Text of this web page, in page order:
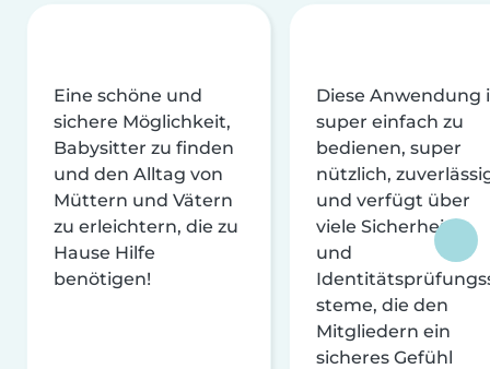
Eine schöne und
sichere Möglichkeit,
Babysitter zu finden
und den Alltag von
Müttern und Vätern
zu erleichtern, die zu
Hause Hilfe
benötigen!
Diese Anwendung
super einfach zu
bedienen, super
nützlich,
und verfügt über
viele Sicherheits-
und
steme, die den
Mitgliedern ein
sicheres Gefühl